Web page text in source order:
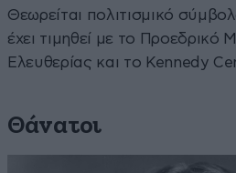
Θεωρείται πολιτισμικό
έχει τιμηθεί με το Προεδρικό
Ελευθερίας και το Kennedy
Θάνατοι